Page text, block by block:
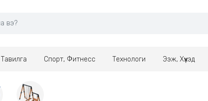
Тавилга Спорт, Фитнесс Технологи Ээж, Хүүхэд